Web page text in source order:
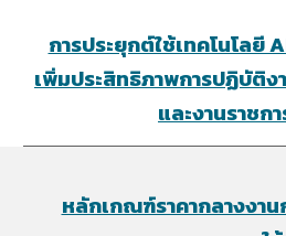
การประยุกต์ใช้เทคโนโลยี
เพิ่มประสิทธิภาพการปฏิบัติง
และงานราชก
หลักเกณฑ์ราคากลางงา